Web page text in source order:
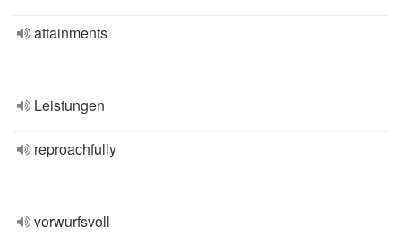
attainments
Leistungen
reproachfully
vorwurfsvoll